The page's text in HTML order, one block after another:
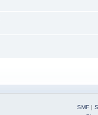
SMF|